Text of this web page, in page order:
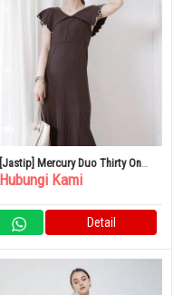
[Jastip] Mercury Duo Thirty One
Long Dress Charcoal Brown
Hubungi Kami
Detail